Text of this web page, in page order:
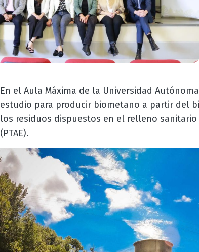
En el Aula Máxima de la Universidad
estudio para producir biometano a partir del
los residuos dispuestos en el relleno
(PTAE).